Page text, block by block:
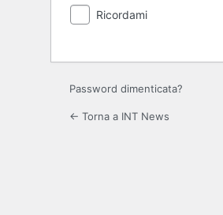
Ricordami
Password dimenticata?
← Torna a INT News